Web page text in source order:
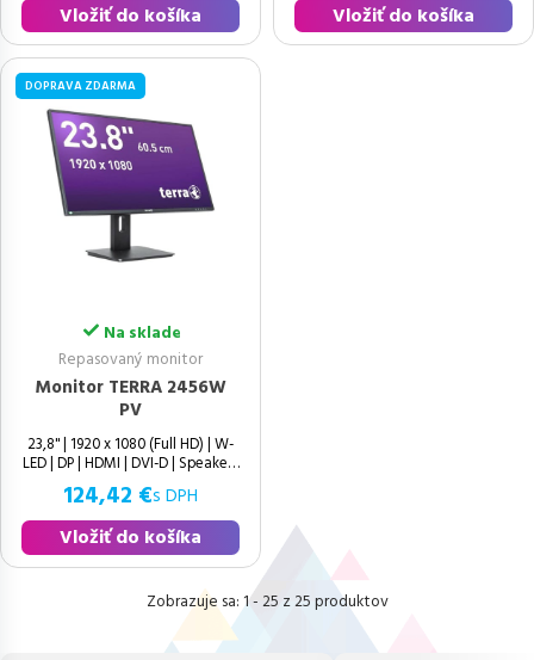
Vložiť do košíka Vložiť do košíka
DOPRAVA ZDARMA
Na sklade
Repasovaný monitor
Monitor TERRA 2456W
PV
23,8" | 1920 x 1080 (Full HD) | W-
LED | DP | HDMI | DVI-D | Speakers
124,42 €s DPH
Vložiť do košíka
1 - 25 z 25 produktov